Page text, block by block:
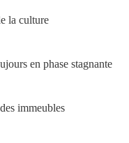
la culture
en phase stagnante
immeubles